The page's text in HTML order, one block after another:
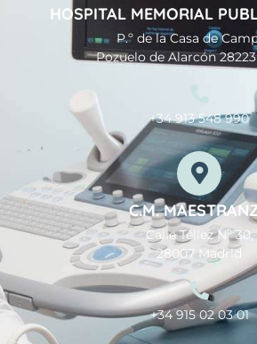
HOSPITAL MEMORIAL
P.º de la Casa de
Pozuelo de Alarcón
+34 913 548 990
C.M.
Calle Téllez Nº 30,
28007 Madrid
+34 915 02 03 01